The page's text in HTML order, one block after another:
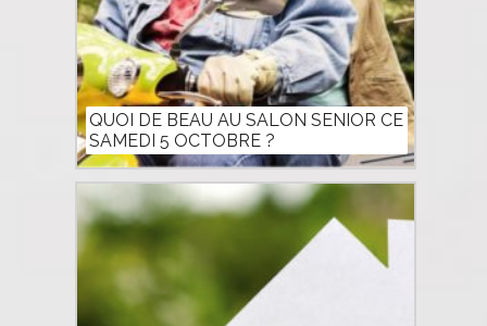
QUOI DE BEAU AU SALON SENIOR CE
SAMEDI 5 OCTOBRE ?